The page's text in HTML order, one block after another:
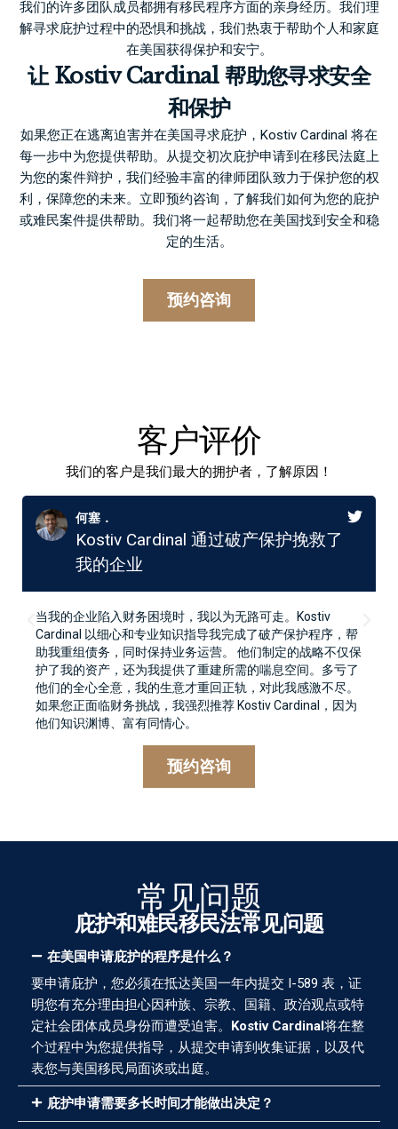
我们的许多团队成员都拥有移民程序方面的亲身经历。我们理
解寻求庇护过程中的恐惧和挑战，我们热衷于帮助个人和家庭
在美国获得保护和安宁。
让 Kostiv Cardinal 帮助您寻求安全
和保护
如果您正在逃离迫害并在美国寻求庇护，Kostiv Cardinal 将在
每一步中为您提供帮助。从提交初次庇护申请到在移民法庭上
为您的案件辩护，我们经验丰富的律师团队致力于保护您的权
利，保障您的未来。立即预约咨询 ，了解我们如何为您的庇护
或难民案件提供帮助。我们将一起帮助您在美国找到安全和稳
定的生活。
预约咨询
客户评价
我们的客户是我们最大的拥护者，了解原因！
何塞．
Kostiv Cardinal 通过破产保护挽救了
我的企业
当我的企业陷入财务困境时，我以为无路可走。Kostiv
Cardinal 以细心和专业知识指导我完成了破产保护程序，帮
助我重组债务，同时保持业务运营。 他们制定的战略不仅保
护了我的资产，还为我提供了重建所需的喘息空间。多亏了
他们的全心全意，我的生意才重回正轨，对此我感激不尽。
如果您正面临财务挑战，我强烈推荐 Kostiv Cardinal，因为
他们知识渊博、富有同情心。
预约咨询
常见问题
庇护和难民移民法常见问题
在美国申请庇护的程序是什么？
要申请庇护，您必须在抵达美国一年内提交 I-589 表，证
明您有充分理由担心因种族、宗教、国籍、政治观点或特
定社会团体成员身份而遭受迫害。 Kostiv Cardinal将在整
个过程中为您提供指导，从提交申请到收集证据，以及代
表您与美国移民局面谈或出庭。
庇护申请需要多长时间才能做出决定？